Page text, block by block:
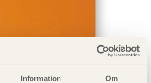
Information Om